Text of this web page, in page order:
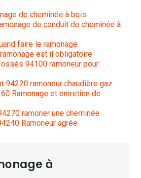
de cheminée à bois
de conduit de cheminée à
faire le ramonage
est il obligatoire
94100 ramoneur pour
94220 ramoneur chaudière gaz
Ramonage et entretien de
ramoner une cheminée
Ramoneur agrée
à